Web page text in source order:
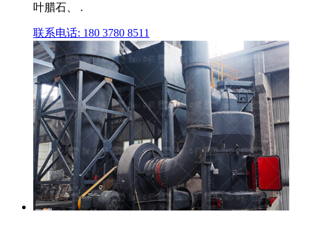
叶腊石、 .
联系电话: 180 3780 8511